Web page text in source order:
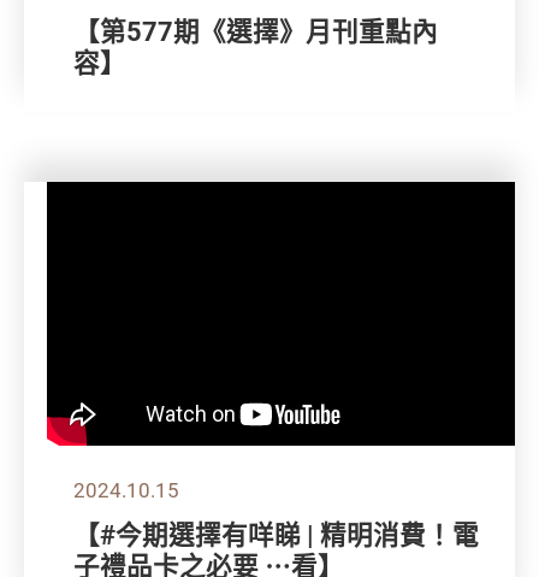
【第577期《選擇》月刊重點內
容】
2024.10.15
【#今期選擇有咩睇 | 精明消費！電
子禮品卡之必要 ⋯看】